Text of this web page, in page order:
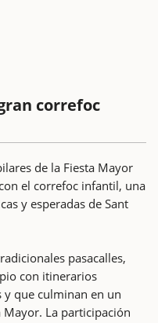
correfoc
de la Fiesta Mayor
el correfoc infantil, una
y esperadas de Sant
pasacalles,
con itinerarios
y que culminan en un
La participación